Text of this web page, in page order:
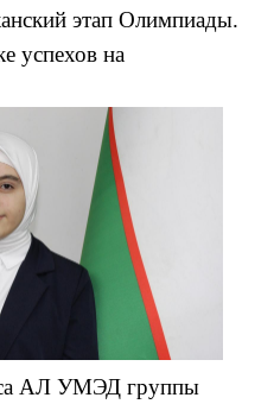
этап Олимпиады.
успехов на
АЛ УМЭД группы